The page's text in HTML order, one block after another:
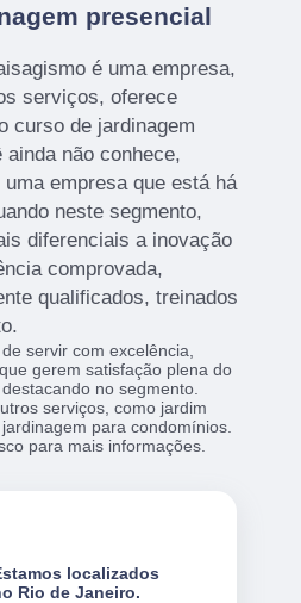
presencial
é uma empresa,
serviços, oferece
curso de jardinagem
não conhece,
empresa que está há
neste segmento,
diferenciais a inovação
comprovada,
qualificados, treinados
servir com excelência,
gerem satisfação plena do
no segmento.
serviços, como jardim
para condomínios.
para mais informações.
localizados
Rio de Janeiro.